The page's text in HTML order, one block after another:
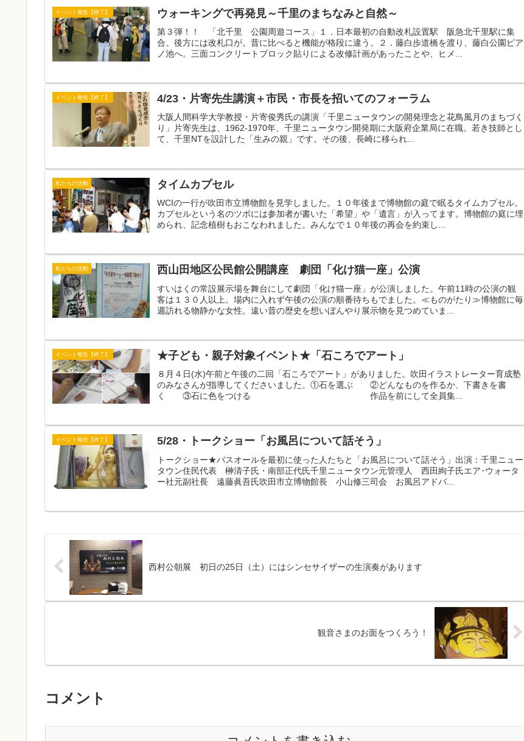
イベント報告【終了】 ウォーキングで再発見～千里のまちなみと自然～
第３弾！！ 「北千里 公園周遊コース」１．日本最初の自動改札設置駅 阪急北千里駅に集
合。後方には改札口が。昔に比べると機能が格段に違う。２．藤白歩道橋を渡り、藤白公園ピア
ノ池へ。三面コンクリートブロック貼りによる改修計画があったことや、ヒメ...
イベント報告【終了】 4/23・片寄先生講演＋市民・市長を招いてのフォーラム
大阪人間科学大学教授・片寄俊秀氏の講演「千里ニュータウンの開発理念と花鳥風月のまちづく
り」片寄先生は、1962-1970年、千里ニュータウン開発期に大阪府企業局に在職。若き技師とし
て、千里NTを設計した「生みの親」です。その後、長崎に移られ...
私たちの活動 タイムカプセル
WCIの一行が吹田市立博物館を見学しました。１０年後まで博物館の庭で眠るタイムカプセル。
カプセルという名のツボには参加者が書いた「希望」や「遺言」が入ってます。博物館の庭に埋
められ、記念植樹もおこなわれました。みんなで１０年後の再会を約束し...
私たちの活動 西山田地区公民館公開講座 劇団「化け猫一座」公演
すいはくの常設展示場を舞台にして劇団「化け猫一座」が公演しました。午前11時の公演の観
客は１３０人以上。場内に入れず午後の公演の順番待ちもでました。≪ものがたり≫博物館に毎
週訪れる物静かな女性。遠い昔の歴史を想いぼんやり展示物を見つめていま...
イベント報告【終了】 ★子ども・親子対象イベント★「石ころでアート」
８月４日(水)午前と午後の二回「石ころでアート」がありました。吹田イラストレーター育成塾
のみなさんが指導してくださいました。①石を選ぶ ②どんなものを作るか、下書きを書
く ③石に色をつける 作品を前にして全員集...
イベント報告【終了】 5/28・トークショー「お風呂について話そう」
トークショー★バスオールを最初に使った人たちと「お風呂について話そう」出演：千里ニュー
タウン住民代表 榊清子氏・南部正代氏千里ニュータウン元管理人 西田絢子氏エア･ウォータ
ー社元副社長 遠藤眞吾氏吹田市立博物館長 小山修三司会 お風呂アドバ...
西村公朝展 初日の25日（土）にはシンセサイザーの生演奏があります
観音さまのお面をつくろう！
コメント